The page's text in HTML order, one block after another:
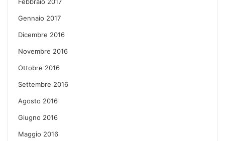
Gennaio 2017
Dicembre 2016
Novembre 2016
Ottobre 2016
Settembre 2016
Agosto 2016
Giugno 2016
Maggio 2016